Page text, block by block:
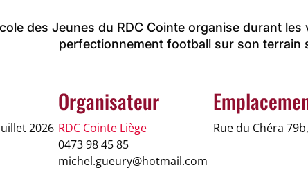
des Jeunes du RDC Cointe organise durant
perfectionnement football sur son terrain
2026
Organisateur
RDC Cointe Liège
0473 98 45 85
michel.gueury@hotmail.com
Rue du Chéra